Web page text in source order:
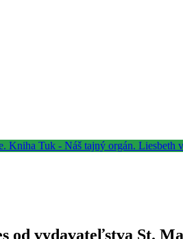
od vydavateľstva St.